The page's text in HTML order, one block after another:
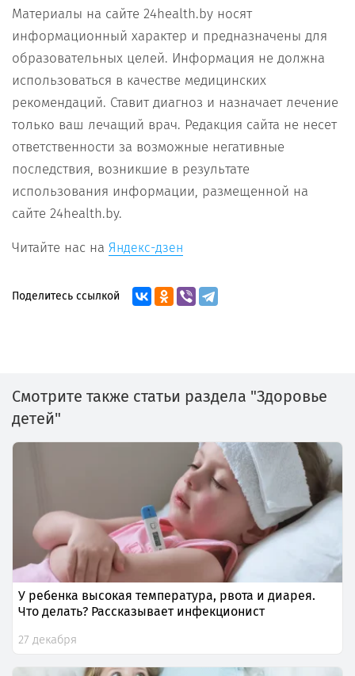
Материалы на сайте 24health.by носят
информационный характер и предназначены для
образовательных целей. Информация не должна
использоваться в качестве медицинских
рекомендаций. Ставит диагноз и назначает лечение
только ваш лечащий врач. Редакция сайта не несет
ответственности за возможные негативные
последствия, возникшие в результате
использования информации, размещенной на
сайте 24health.by.
Читайте нас на Яндекс-дзен
Поделитесь ссылкой
Смотрите также статьи раздела "Здоровье
детей"
У ребенка высокая температура, рвота и диарея.
Что делать? Рассказывает инфекционист
27 декабря